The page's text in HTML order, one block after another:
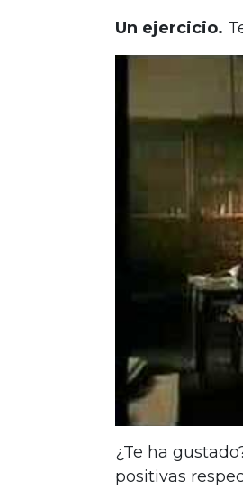
Un ejercicio.
¿Te ha
positivas